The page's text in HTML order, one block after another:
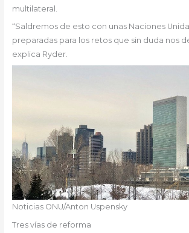
multilateral.
“Saldremos de esto con unas Naciones
preparadas para los retos que sin duda nos
explica Ryder.
Noticias ONU/Anton Uspensky
Tres vías de reforma